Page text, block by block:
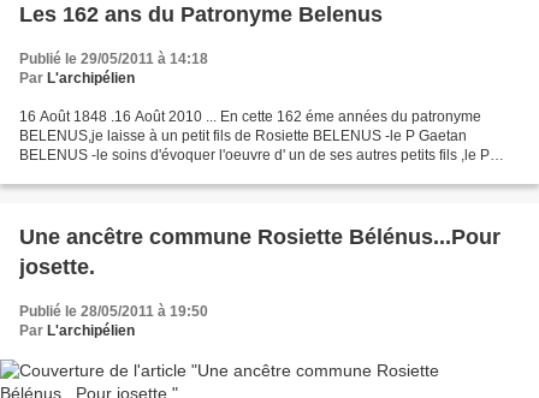
Les 162 ans du Patronyme Belenus
Publié le 29/05/2011 à 14:18
Par L'archipélien
16 Août 1848 .16 Août 2010 ... En cette 162 éme années du patronyme
BELENUS,je laisse à un petit fils de Rosiette BELENUS -le P Gaetan
BELENUS -le soins d'évoquer l'oeuvre d' un de ses autres petits fils ,le P
Une ancêtre commune Rosiette Bélénus...Pour
josette.
Publié le 28/05/2011 à 19:50
Par L'archipélien